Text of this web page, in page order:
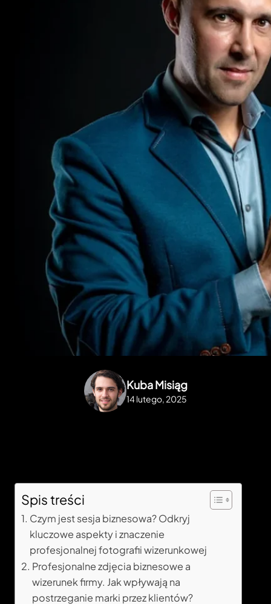
Kuba Misiąg
14 lutego, 2025
Spis treści
Czym jest sesja biznesowa? Odkryj
kluczowe aspekty i znaczenie
profesjonalnej fotografii wizerunkowej
Profesjonalne zdjęcia biznesowe a
wizerunek firmy. Jak wpływają na
postrzeganie marki przez klientów?